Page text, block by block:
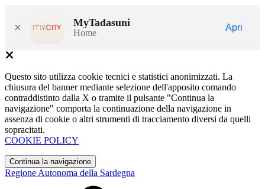
× MyTadasuni
Home
Apri
Questo sito utilizza cookie tecnici e statistici anonimizzati. La
chiusura del banner mediante selezione dell'apposito comando
contraddistinto dalla X o tramite il pulsante "Continua la
navigazione" comporta la continuazione della navigazione in
assenza di cookie o altri strumenti di tracciamento diversi da quelli
sopracitati.
COOKIE POLICY
Continua la navigazione
Regione Autonoma della Sardegna